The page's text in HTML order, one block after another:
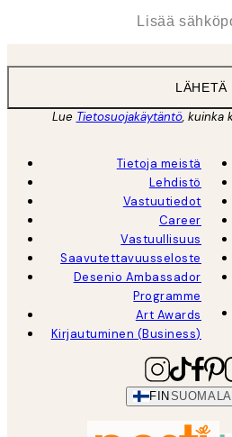
LÄHETÄ
Lue Tietosuojakäytäntö, kuinka
Tietoja meistä
Lehdistö
Vastuutiedot
Career
Vastuullisuus
Saavutettavuusseloste
Desenio Ambassador
Programme
Art Awards
Kirjautuminen (Business)
FIN